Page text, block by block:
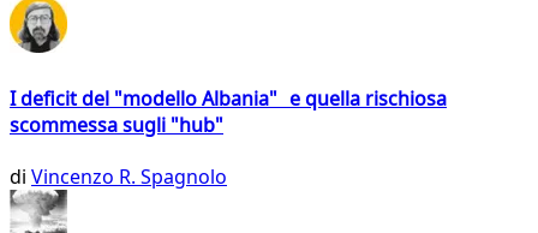
I deficit del "modello Albania" e quella rischiosa
scommessa sugli "hub"
di Vincenzo R. Spagnolo